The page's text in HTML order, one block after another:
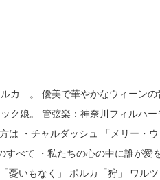
カ…。 優美で華やかなウィーン
娘。 管弦楽：神奈川フィルハ
・チャルダッシュ 「メリー・
べて ・私たちの心の中に誰が
いもなく」 ポルカ「狩」 ワル